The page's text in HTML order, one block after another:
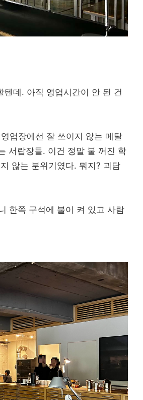
텐데. 아직 영업시간이 안 된 건
업장에선 잘 쓰이지 않는 메탈
서랍장들. 이건 정말 불 꺼진 학
않는 분위기였다. 뭐지? 괴담
한쪽 구석에 불이 켜 있고 사람